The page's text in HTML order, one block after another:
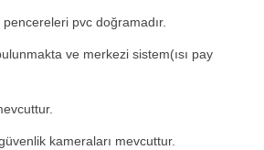
pencereleri pvc doğramadır.
ve merkezi sistem(ısı pay
kameraları mevcuttur.